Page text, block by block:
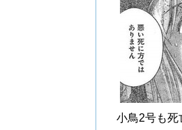
小鳥2号も死